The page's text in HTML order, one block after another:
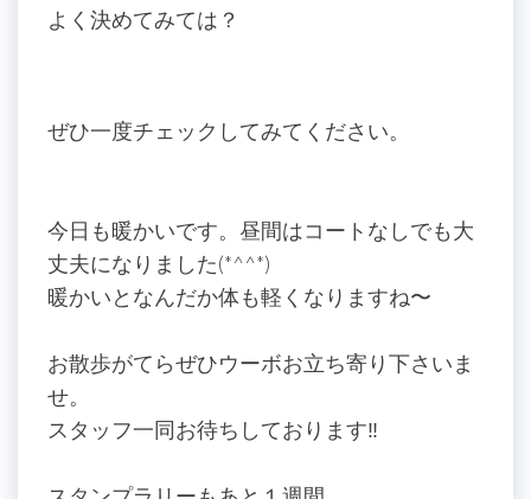
よく決めてみては？
ぜひ一度チェックしてみてください。
今日も暖かいです。昼間はコートなしでも大
丈夫になりました(*^^*)
暖かいとなんだか体も軽くなりますね〜
お散歩がてらぜひウーボお立ち寄り下さいま
せ。
スタッフ一同お待ちしております‼